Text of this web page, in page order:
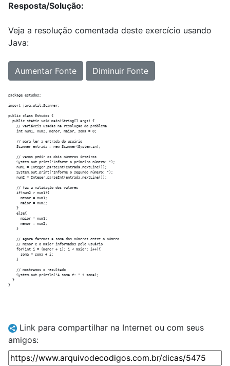
Resposta/Solução:
Veja a resolução comentada deste exercício usando
Java:
Aumentar Fonte Diminuir Fonte
package estudos;
import java.util.Scanner;
public class Estudos {
  public static void main(String[] args) {
    // variáveis usadas na resolução do problema
    int num1, num2, menor, maior, soma = 0;
    // para ler a entrada do usuário
    Scanner entrada = new Scanner(System.in);
    // vamos pedir os dois números inteiros
    System.out.print("Informe o primeiro número: ");
    num1 = Integer.parseInt(entrada.nextLine());
    System.out.print("Informe o segundo número: ");
    num2 = Integer.parseInt(entrada.nextLine());
    // faz a validação dos valores
    if(num2 > num1){
      menor = num1;
      maior = num2;
    }
    else{
      maior = num1;
      menor = num2;
    }
    // agora fazemos a soma dos números entre o número
    // menor e o maior informados pelo usuário
    for(int i = (menor + 1); i < maior; i++){
      soma = soma + i;
    }
    // mostramos o resultado
    System.out.println("A soma é: " + soma);
  }
Link para compartilhar na Internet ou com seus
amigos: